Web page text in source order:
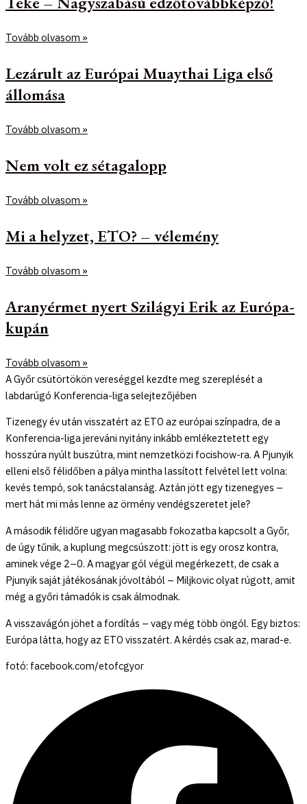
Tovább olvasom »
Lezárult az Európai Muaythai Liga első
állomása
Tovább olvasom »
Nem volt ez sétagalopp
Tovább olvasom »
Mi a helyzet, ETO? – vélemény
Tovább olvasom »
Aranyérmet nyert Szilágyi Erik az Európa-
kupán
Tovább olvasom »
A Győr csütörtökön vereséggel kezdte meg szereplését a
labdarúgó Konferencia-liga selejtezőjében
Tizenegy év után visszatért az ETO az európai színpadra, de a
Konferencia-liga jereváni nyitány inkább emlékeztetett egy
hosszúra nyúlt buszútra, mint nemzetközi focishow-ra. A Pjunyik
elleni első félidőben a pálya mintha lassított felvétel lett volna:
kevés tempó, sok tanácstalanság. Aztán jött egy tizenegyes –
mert hát mi más lenne az örmény vendégszeretet jele?
A második félidőre ugyan magasabb fokozatba kapcsolt a Győr,
de úgy tűnik, a kuplung megcsúszott: jött is egy orosz kontra,
aminek vége 2–0. A magyar gól végül megérkezett, de csak a
Pjunyik saját játékosának jóvoltából – Miljkovic olyat rúgott, amit
még a győri támadók is csak álmodnak.
A visszavágón jöhet a fordítás – vagy még több öngól. Egy biztos:
Európa látta, hogy az ETO visszatért. A kérdés csak az, marad-e.
fotó: facebook.com/etofcgyor